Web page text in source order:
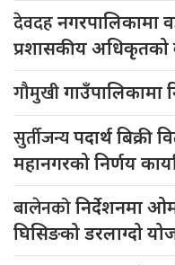
देवदहनगरपालिकामा
प्रशासकीय अधिकृतको
गौमुखीगाउँपालिकामा
सुर्तीजन्यपदार्थ बिक्री
महानगरको निर्णय
बालेनकोनिर्देशनमा
घिसिङको डरलाग्दो